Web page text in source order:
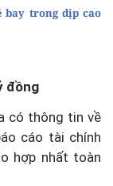
bay trong dịp cao
đồng
có thông tin về
cáo tài chính
hợp nhất toàn